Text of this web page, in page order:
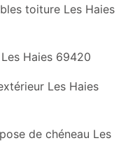
toiture Les Haies
Haies 69420
Les Haies
de chéneau Les